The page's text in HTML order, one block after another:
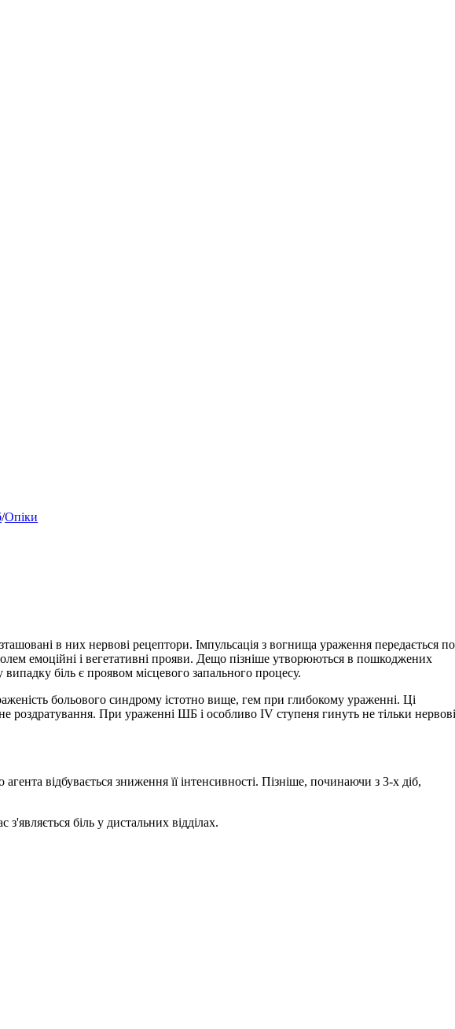
/Опіки
в них нервові рецептори. Імпульсація з вогнища ураження передається по
емоційні і вегетативні прояви. Дещо пізніше утворюються в пошкоджених
біль є проявом місцевого запального процесу.
больового синдрому істотно вище, гем при глибокому ураженні. Ці
роздратування. При ураженні ШБ і особливо IV ступеня гинуть не тільки нервові
відбувається зниження її інтенсивності. Пізніше, починаючи з 3-х діб,
біль у дистальних відділах.